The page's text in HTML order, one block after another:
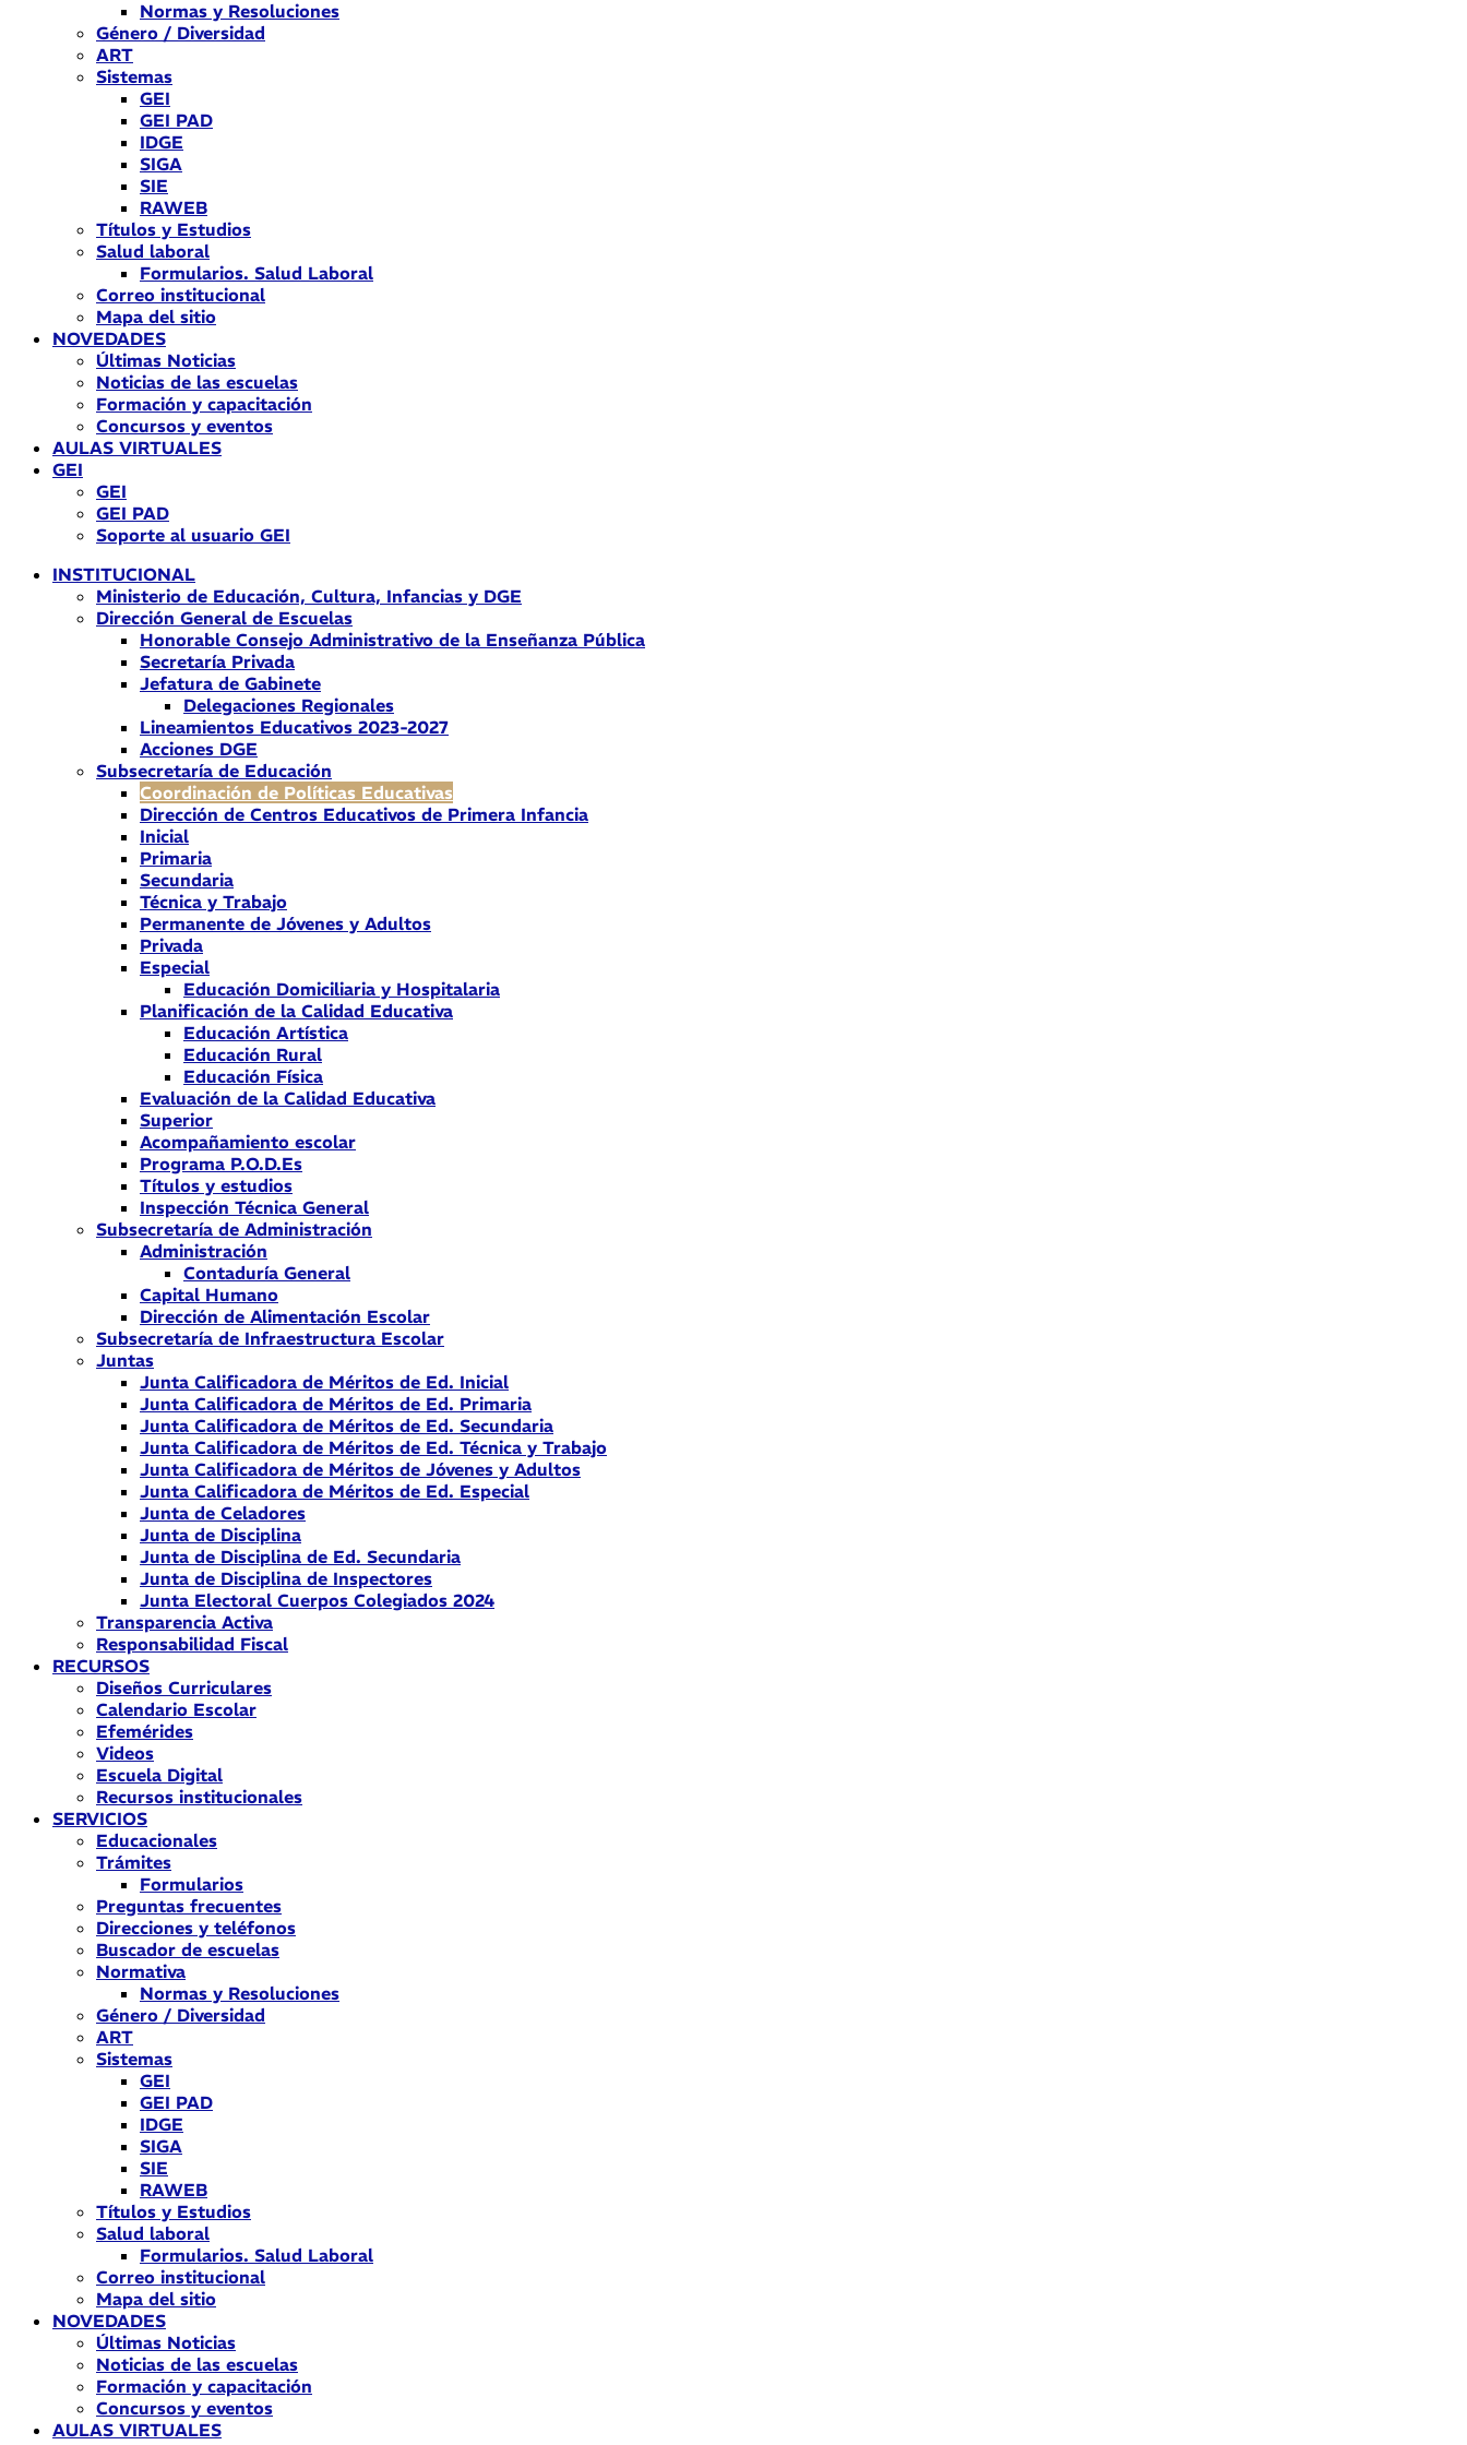
Normas y Resoluciones
Género / Diversidad
ART
Sistemas
GEI
GEI PAD
IDGE
SIGA
SIE
RAWEB
Títulos y Estudios
Salud laboral
Formularios. Salud Laboral
Correo institucional
Mapa del sitio
NOVEDADES
Últimas Noticias
Noticias de las escuelas
Formación y capacitación
Concursos y eventos
AULAS VIRTUALES
GEI
GEI
GEI PAD
Soporte al usuario GEI
INSTITUCIONAL
Ministerio de Educación, Cultura, Infancias y DGE
Dirección General de Escuelas
Honorable Consejo Administrativo de la Enseñanza Pública
Secretaría Privada
Jefatura de Gabinete
Delegaciones Regionales
Lineamientos Educativos 2023-2027
Acciones DGE
Subsecretaría de Educación
Coordinación de Políticas Educativas
Dirección de Centros Educativos de Primera Infancia
Inicial
Primaria
Secundaria
Técnica y Trabajo
Permanente de Jóvenes y Adultos
Privada
Especial
Educación Domiciliaria y Hospitalaria
Planificación de la Calidad Educativa
Educación Artística
Educación Rural
Educación Física
Evaluación de la Calidad Educativa
Superior
Acompañamiento escolar
Programa P.O.D.Es
Títulos y estudios
Inspección Técnica General
Subsecretaría de Administración
Administración
Contaduría General
Capital Humano
Dirección de Alimentación Escolar
Subsecretaría de Infraestructura Escolar
Juntas
Junta Calificadora de Méritos de Ed. Inicial
Junta Calificadora de Méritos de Ed. Primaria
Junta Calificadora de Méritos de Ed. Secundaria
Junta Calificadora de Méritos de Ed. Técnica y Trabajo
Junta Calificadora de Méritos de Jóvenes y Adultos
Junta Calificadora de Méritos de Ed. Especial
Junta de Celadores
Junta de Disciplina
Junta de Disciplina de Ed. Secundaria
Junta de Disciplina de Inspectores
Junta Electoral Cuerpos Colegiados 2024
Transparencia Activa
Responsabilidad Fiscal
RECURSOS
Diseños Curriculares
Calendario Escolar
Efemérides
Videos
Escuela Digital
Recursos institucionales
SERVICIOS
Educacionales
Trámites
Formularios
Preguntas frecuentes
Direcciones y teléfonos
Buscador de escuelas
Normativa
Normas y Resoluciones
Género / Diversidad
ART
Sistemas
GEI
GEI PAD
IDGE
SIGA
SIE
RAWEB
Títulos y Estudios
Salud laboral
Formularios. Salud Laboral
Correo institucional
Mapa del sitio
NOVEDADES
Últimas Noticias
Noticias de las escuelas
Formación y capacitación
Concursos y eventos
AULAS VIRTUALES